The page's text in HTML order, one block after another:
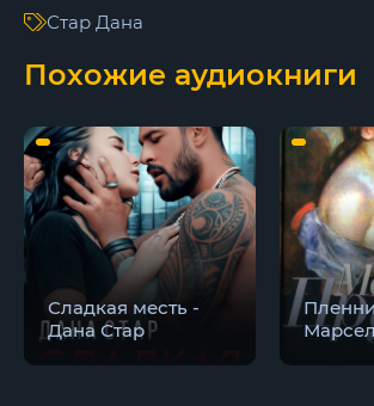
Стар Дана
Похожие аудиокниги
Сладкая месть -
Дана Стар